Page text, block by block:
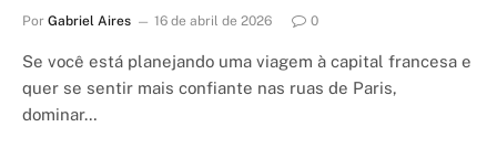
Por Gabriel Aires 16 de abril de 2026 0
Se você está planejando uma viagem à capital francesa e
quer se sentir mais confiante nas ruas de Paris,
dominar…